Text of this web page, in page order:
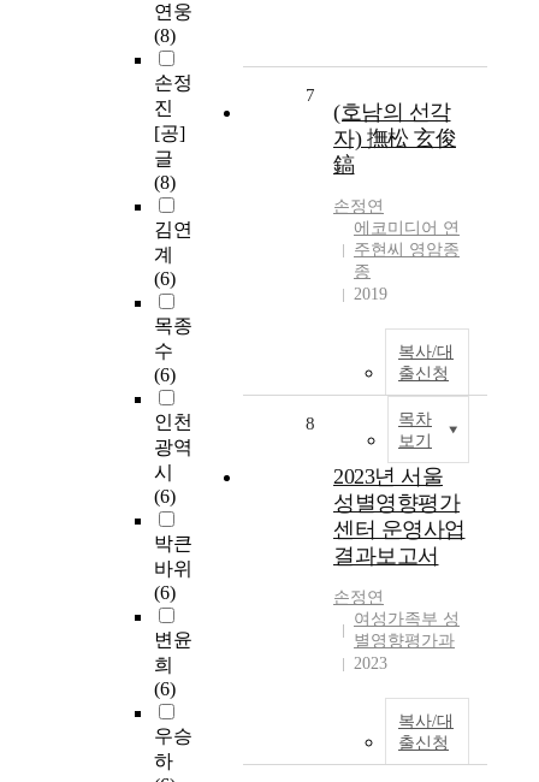
연웅
(8)
손정
진
[공]
글
(8)
김연
계
(6)
목종
수
(6)
인천
광역
시
(6)
박큰
바위
(6)
변윤
희
(6)
우승
하
7
(호남의 선각
자) 撫松 玄俊
鎬
손정연
에코미디어 연
주현씨 영암종
종
2019
복사/대
출신청
목차
보기
8
2023년 서울
성별영향평가
센터 운영사업
결과보고서
손정연
여성가족부 성
별영향평가과
2023
복사/대
출신청